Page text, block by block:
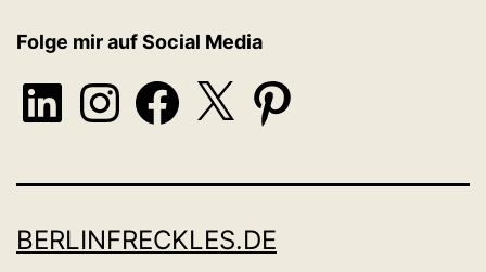
Folge mir auf Social Media
LinkedInInstagramFacebook
X Pinterest
BERLINFRECKLES.DE